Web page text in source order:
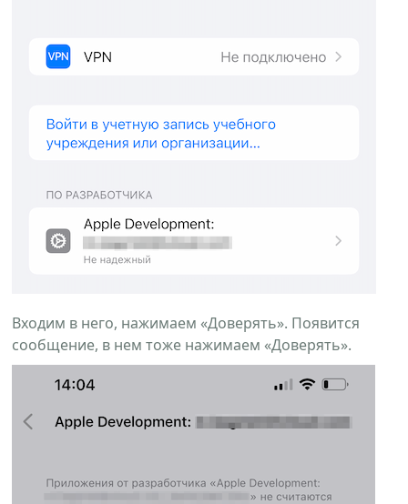
Входим в него, нажимаем «Доверять». Появится
сообщение, в нем тоже нажимаем «Доверять».